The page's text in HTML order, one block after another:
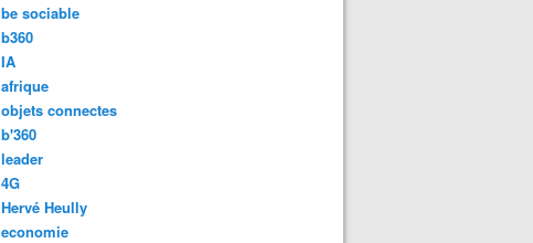
be sociable
b360
IA
afrique
objets connectes
b'360
leader
4G
Hervé Heully
economie